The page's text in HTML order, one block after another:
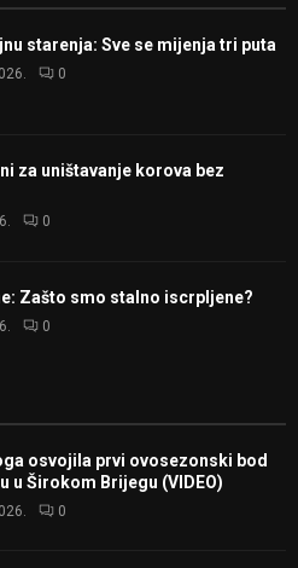
starenja: Sve se mijenja tri puta
0
za uništavanje korova bez
0
Zašto smo stalno iscrpljene?
0
osvojila prvi ovosezonski bod
u Širokom Brijegu (VIDEO)
0